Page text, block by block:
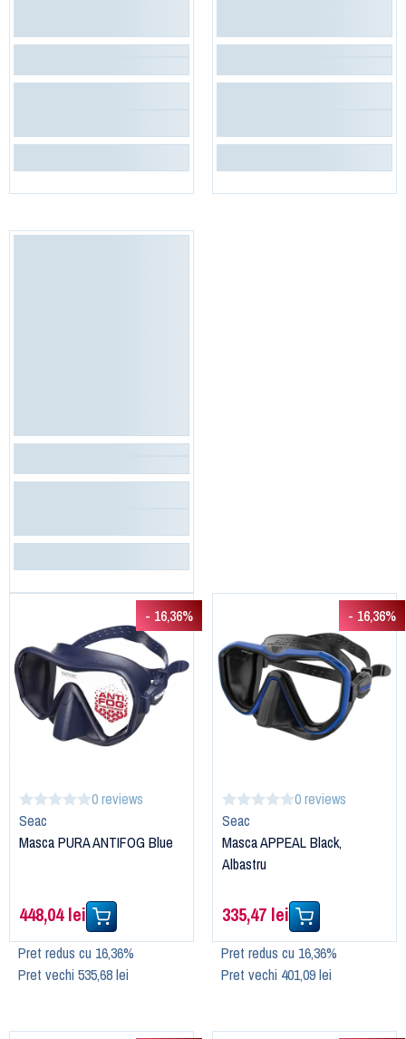
- 16,36%
0 reviews
Seac
Masca PURA ANTIFOG Blue
448,04 lei
Pret redus cu 16,36%
Pret vechi 535,68 lei
- 16,36%
0 reviews
Seac
Masca APPEAL Black,
Albastru
335,47 lei
Pret redus cu 16,36%
Pret vechi 401,09 lei